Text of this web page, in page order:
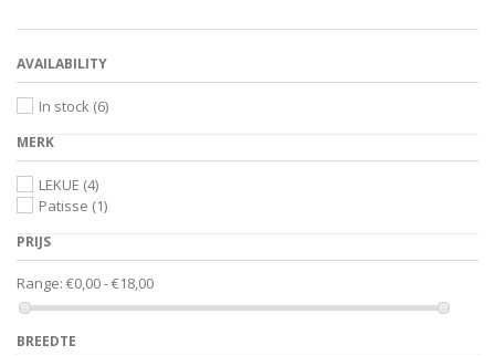
AVAILABILITY
In stock (6)
MERK
LEKUE (4)
Patisse (1)
PRIJS
Range: €0,00 - €18,00
BREEDTE